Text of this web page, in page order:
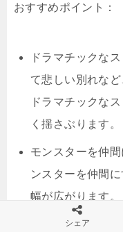
おすすめポイント：
ドラマチックな
て悲しい別れな
ドラマチックな
く揺さぶります。
モンスターを仲
ンスターを仲間
幅が広がります。
個性豊かなモン
シェア